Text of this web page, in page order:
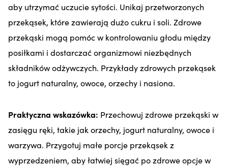
aby utrzymać uczucie sytości. Unikaj przetworzonych
przekąsek, które zawierają dużo cukru i soli. Zdrowe
przekąski mogą pomóc w kontrolowaniu głodu między
posiłkami i dostarczać organizmowi niezbędnych
składników odżywczych. Przykłady zdrowych przekąsek
to jogurt naturalny, owoce, orzechy i nasiona.
Praktyczna wskazówka: Przechowuj zdrowe przekąski w
zasięgu ręki, takie jak orzechy, jogurt naturalny, owoce i
warzywa. Przygotuj małe porcje przekąsek z
wyprzedzeniem, aby łatwiej sięgać po zdrowe opcje w